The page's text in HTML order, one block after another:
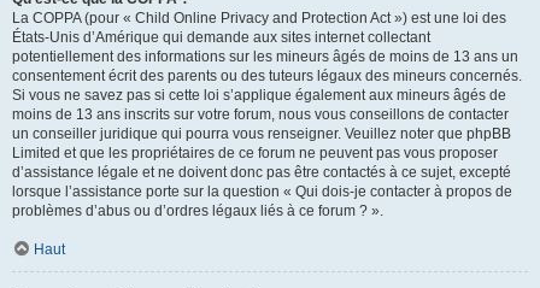
La COPPA (pour « Child Online Privacy and Protection Act ») est une loi des
États-Unis d’Amérique qui demande aux sites internet collectant
potentiellement des informations sur les mineurs âgés de moins de 13 ans un
consentement écrit des parents ou des tuteurs légaux des mineurs concernés.
Si vous ne savez pas si cette loi s’applique également aux mineurs âgés de
moins de 13 ans inscrits sur votre forum, nous vous conseillons de contacter
un conseiller juridique qui pourra vous renseigner. Veuillez noter que phpBB
Limited et que les propriétaires de ce forum ne peuvent pas vous proposer
d’assistance légale et ne doivent donc pas être contactés à ce sujet, excepté
lorsque l’assistance porte sur la question « Qui dois-je contacter à propos de
problèmes d’abus ou d’ordres légaux liés à ce forum ? ».
Haut